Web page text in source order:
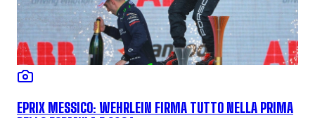
EPRIX MESSICO: WEHRLEIN FIRMA TUTTO NELLA PRIMA